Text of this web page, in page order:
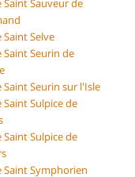
Saint Sauveur de
Saint Selve
Saint Seurin de
Saint Seurin sur l'Isle
Saint Sulpice de
Saint Sulpice de
Saint Symphorien